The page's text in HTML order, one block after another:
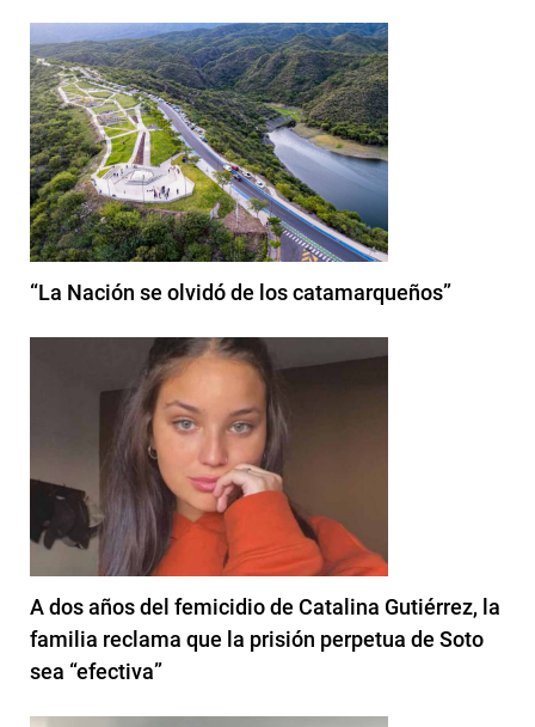
“La Nación se olvidó de los catamarqueños”
A dos años del femicidio de Catalina Gutiérrez, la
familia reclama que la prisión perpetua de Soto
sea “efectiva”